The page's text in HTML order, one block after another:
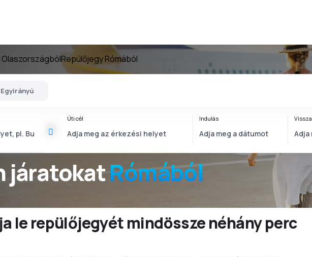
Repülőjegy Rómából
járatokatRómából
Egyirányú
Úti cél Indulás
le repülőjegyét mindössze néhány perc